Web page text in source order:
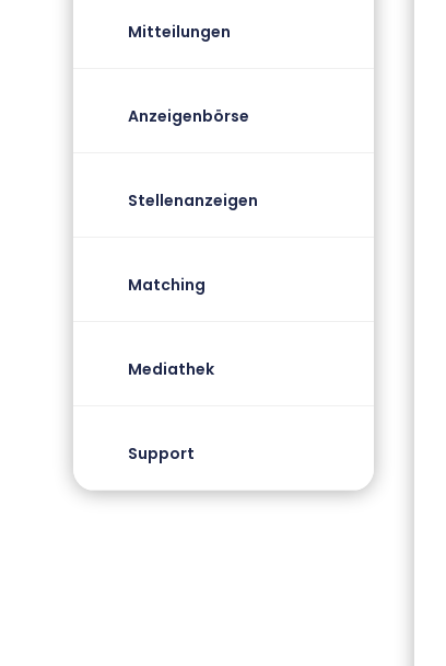
Mitteilungen
Anzeigenbörse
Stellenanzeigen
Matching
Mediathek
Support